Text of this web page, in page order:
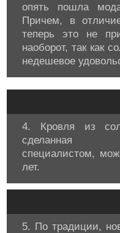
опять пошла
Причем, в
теперь это не
наоборот, так как
недешевое
4. Кровля из
сделанная
специалистом,
лет.
5. По традиции,